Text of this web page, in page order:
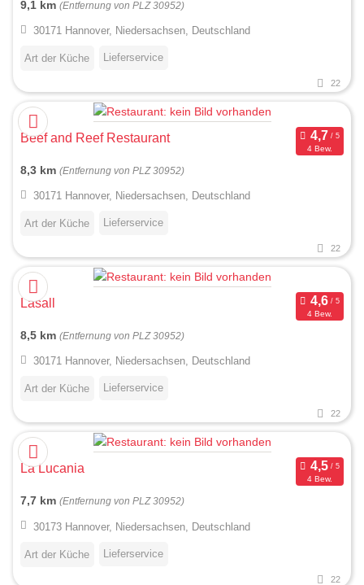
9,1 km (Entfernung von PLZ 30952)
30171 Hannover, Niedersachsen, Deutschland
Art der Küche Lieferservice
22
Beef and Reef Restaurant
4 Bew.
8,3 km (Entfernung von PLZ 30952)
30171 Hannover, Niedersachsen, Deutschland
Art der Küche Lieferservice
22
Lasall
4 Bew.
8,5 km (Entfernung von PLZ 30952)
30171 Hannover, Niedersachsen, Deutschland
Art der Küche Lieferservice
22
La Lucania
4 Bew.
7,7 km (Entfernung von PLZ 30952)
30173 Hannover, Niedersachsen, Deutschland
Art der Küche Lieferservice
22